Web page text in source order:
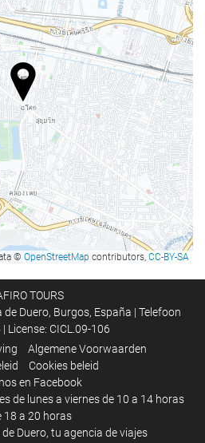
© OpenStreetMap contributors, CC-BY-SA
TOURS
de Duero, Burgos, España | Telefoon
| License: CICL.09-106
Algemene Voorwaarden
Cookies beleid
en Facebook
de lunes a viernes de 10 a 14 horas
18 a 20 horas
Duero, tu agencia de viajes